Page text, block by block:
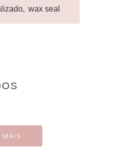
, wax seal
MAIS